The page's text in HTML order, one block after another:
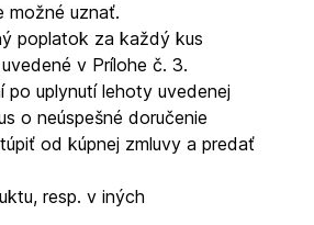
možné uznať.
poplatok za každý kus
v Prílohe č. 3.
uplynutí lehoty uvedenej
o neúspešné doručenie
od kúpnej zmluvy a predať
resp. v iných